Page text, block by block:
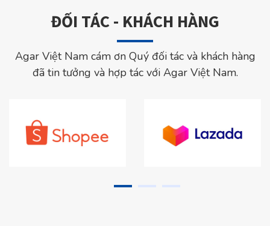
ĐỐI TÁC - KHÁCH HÀNG
Agar Việt Nam cám ơn Quý đối tác và khách hàng
đã tin tưởng và hợp tác với Agar Việt Nam.